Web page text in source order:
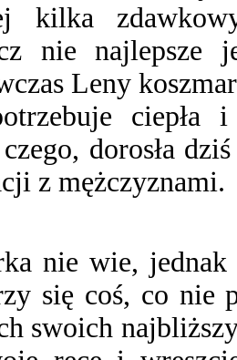
kilka
nie najlepsze
Leny
dorosła
z mężczyznami.
nie wie,
się coś, co nie
swoich